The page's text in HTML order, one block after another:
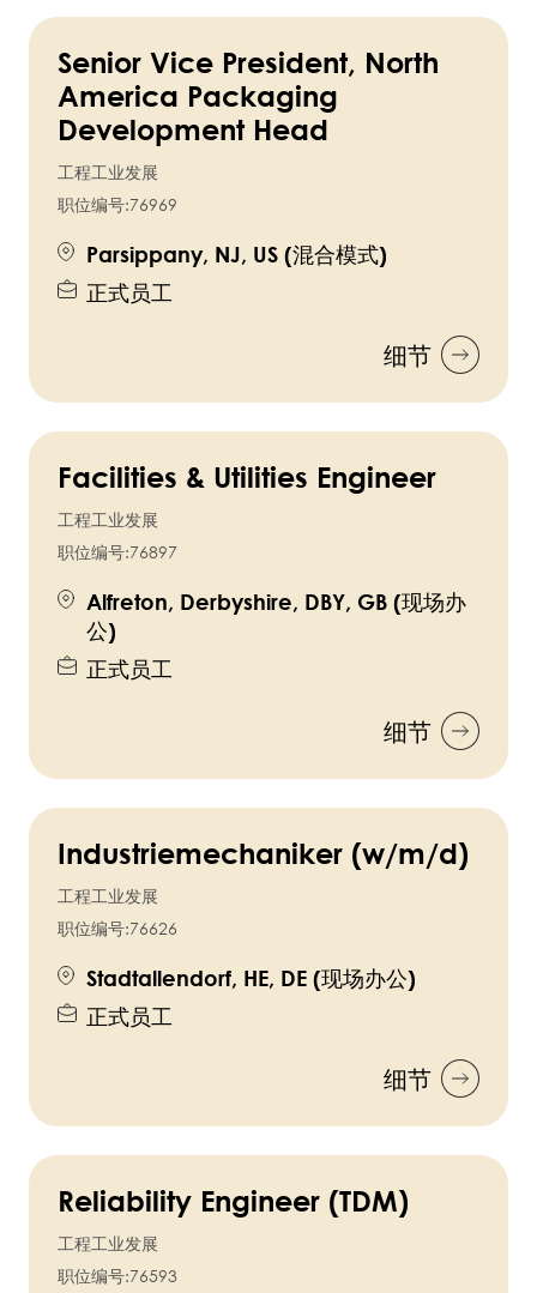
Senior Vice President, North
America Packaging
Development Head
工程工业发展
职位编号:76969
Parsippany, NJ, US (混合模式)
正式员工
细节
Facilities & Utilities Engineer
工程工业发展
职位编号:76897
Alfreton, Derbyshire, DBY, GB (现场办
公)
正式员工
细节
Industriemechaniker (w/m/d)
工程工业发展
职位编号:76626
Stadtallendorf, HE, DE (现场办公)
正式员工
细节
Reliability Engineer (TDM)
工程工业发展
职位编号:76593